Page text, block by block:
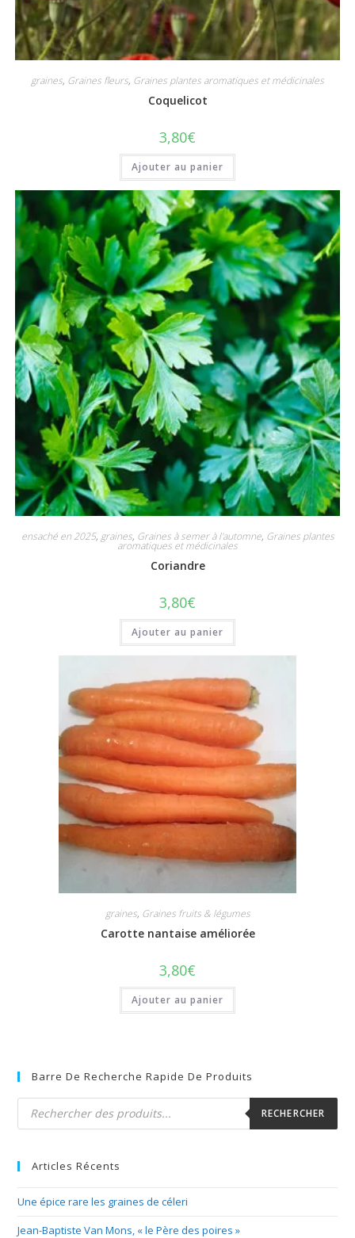
graines, Graines fleurs, Graines plantes aromatiques et médicinales
Coquelicot
3,80€
Ajouter au panier
ensaché en 2025, graines, Graines à semer à l'automne, Graines plantes
aromatiques et médicinales
Coriandre
3,80€
Ajouter au panier
graines, Graines fruits & légumes
Carotte nantaise améliorée
3,80€
Ajouter au panier
Barre De Recherche Rapide De Produits
Recherche
produits
RECHERCHER
Articles Récents
Une épice rare les graines de céleri
Jean-Baptiste Van Mons, « le Père des poires »